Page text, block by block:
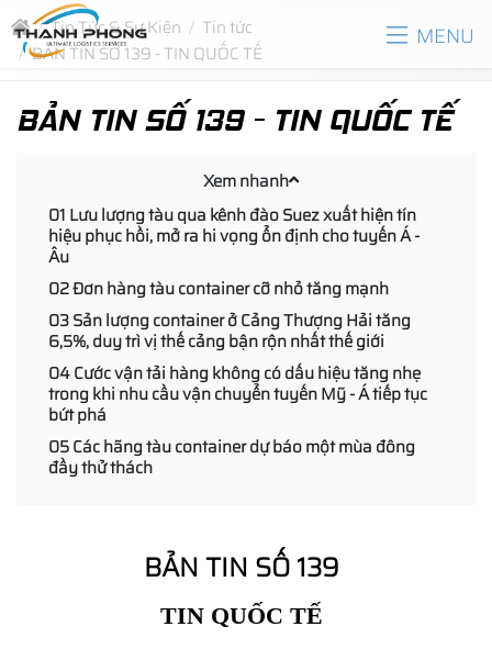
MENU
Tin Tức & Sự Kiện
Tin tức
BẢN TIN SỐ 139 - TIN QUỐC TẾ
BẢN TIN SỐ 139 - TIN QUỐC TẾ
Xem nhanh
01 Lưu lượng tàu qua kênh đào Suez xuất hiện tín
hiệu phục hồi, mở ra hi vọng ổn định cho tuyến Á -
Âu
02 Đơn hàng tàu container cỡ nhỏ tăng mạnh
03 Sản lượng container ở Cảng Thượng Hải tăng
6,5%, duy trì vị thế cảng bận rộn nhất thế giới
04 Cước vận tải hàng không có dấu hiệu tăng nhẹ
trong khi nhu cầu vận chuyển tuyến Mỹ - Á tiếp tục
bứt phá
05 Các hãng tàu container dự báo một mùa đông
đầy thử thách
BẢN TIN SỐ 139
TIN QUỐC TẾ